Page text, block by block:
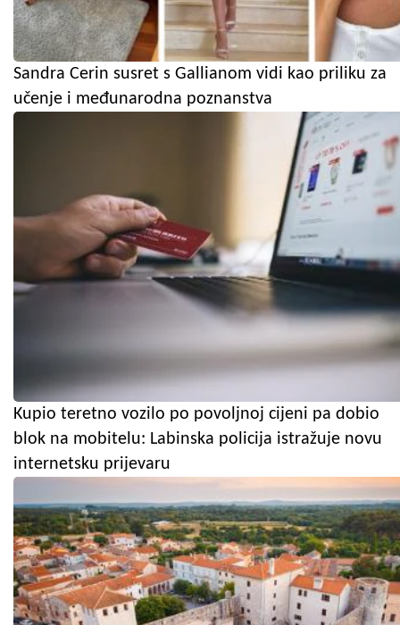
Sandra Cerin susret s Gallianom vidi kao priliku za
učenje i međunarodna poznanstva
Kupio teretno vozilo po povoljnoj cijeni pa dobio
blok na mobitelu: Labinska policija istražuje novu
internetsku prijevaru